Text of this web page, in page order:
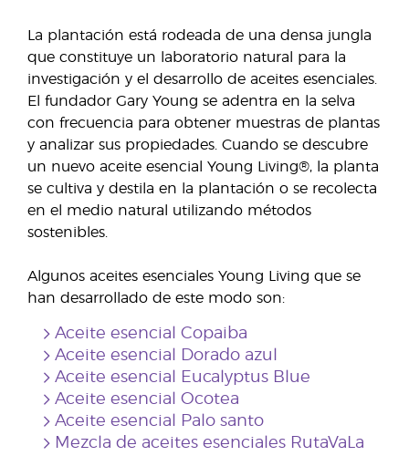
La plantación está rodeada de una densa jungla
que constituye un laboratorio natural para la
investigación y el desarrollo de aceites esenciales.
El fundador Gary Young se adentra en la selva
con frecuencia para obtener muestras de plantas
y analizar sus propiedades. Cuando se descubre
un nuevo aceite esencial Young Living®, la planta
se cultiva y destila en la plantación o se recolecta
en el medio natural utilizando métodos
sostenibles.
Algunos aceites esenciales Young Living que se
han desarrollado de este modo son:
Aceite esencial Copaiba
Aceite esencial Dorado azul
Aceite esencial Eucalyptus Blue
Aceite esencial Ocotea
Aceite esencial Palo santo
Mezcla de aceites esenciales RutaVaLa